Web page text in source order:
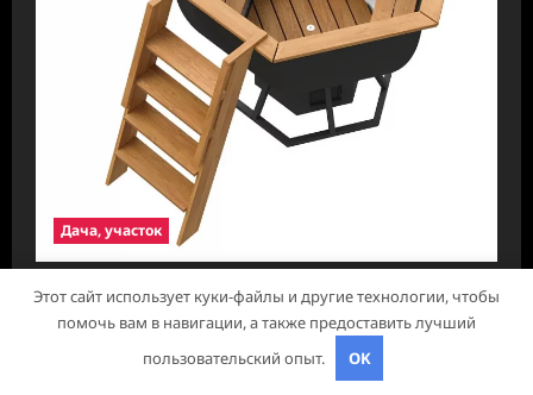
Дача, участок
Чаны для бани: преимущества, виды и
особенности использования
21 августа 2024
Этот сайт использует куки-файлы и другие технологии, чтобы
помочь вам в навигации, а также предоставить лучший
пользовательский опыт.
OK